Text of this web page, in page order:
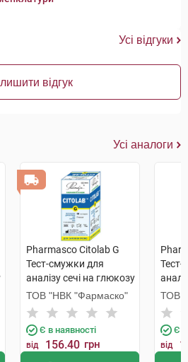
Усі відгуки
відгук
Усі аналоги
Pharmasco Citolab G
Тест-смужки для
аналізу сечі на глюкозу
50 шт
ТОВ "НВК "Фармаско"
Є в наявності
від 156.40 грн
Тест-
25 шт
ТОВ
Є в
від